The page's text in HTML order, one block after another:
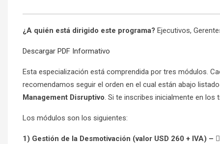
¿A quién está dirigido este programa? Ejecutivos,
Descargar PDF Informativo
Esta especialización está comprendida por tres módulos.
recomendamos seguir el orden en el cual están abajo
Management Disruptivo. Si te inscribes inicialmente en los
Los módulos son los siguientes:
1) Gestión de la Desmotivación (valor USD 260 + IVA) –